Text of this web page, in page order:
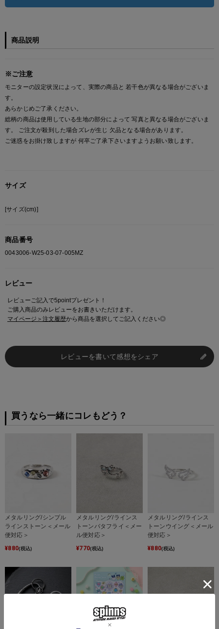
商品説明
※ご注意
モニターの設定状況によって、実際の商品と 若干色が異なる場合がございま
す。
あらかじめご了承ください。
総柄の商品は使用している生地の部分によって 写真と異なる場合がございま
す。 ご注文が殺到した場合ズレが生じ 欠品となる場合があります。
ご迷惑をお掛け致しますが 何卒ご了承下さいますようお願い致します。
サイズ
[サイズ(cm)]
商品番号
0043006-W25-03-07-005MZ
レビュー
レビューご記入で5pointプレゼント！
ご購入商品のみレビューをお書きいただけます。
マイページ＞注文履歴から商品を選択してご記入ください◎
レビューを書いて感想をシェア
買うなら一緒にコレもどう？
メタルリング/シンプル
ラインストーン＜メール
便対応＞
¥880(税込)
メタルリング/ラインス
トーンバタフライ＜メー
ル便対応＞
¥770(税込)
メタルリング/ラインス
トーンウイング＜メール
便対応＞
¥880(税込)